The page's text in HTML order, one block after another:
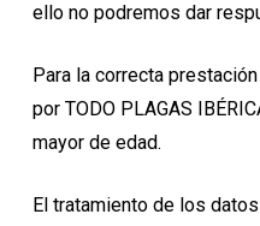
ello no podremos dar
Para la correcta
por TODO PLAGAS
mayor de edad.
El tratamiento de los